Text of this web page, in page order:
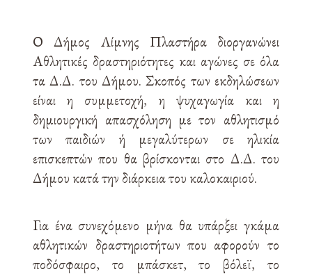
Ο Δήμος Λίμνης Πλαστήρα διοργανώνει
Αθλητικές δραστηριότητες και αγώνες σε όλα
τα Δ.Δ. του Δήμου. Σκοπός των εκδηλώσεων
είναι η συμμετοχή, η ψυχαγωγία και η
δημιουργική απασχόληση με τον αθλητισμό
των παιδιών ή μεγαλύτερων σε ηλικία
επισκεπτών που θα βρίσκονται στο Δ.Δ. του
Δήμου κατά την διάρκεια του καλοκαιριού.
Για ένα συνεχόμενο μήνα θα υπάρξει γκάμα
αθλητικών δραστηριοτήτων που αφορούν το
ποδόσφαιρο, το μπάσκετ, το βόλεϊ, το